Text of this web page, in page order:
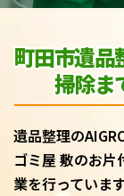
町田市遺品
掃除ま
遺品整理の
ゴミ屋 敷のお片
業を行っていま